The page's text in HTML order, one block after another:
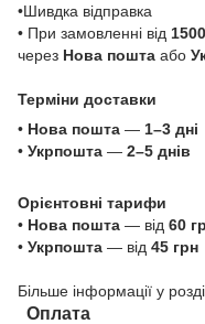
•Шивдка відправка
• При замовленні від
через Нова пошта або
Терміни доставки
• Нова пошта — 1–3 дні
• Укрпошта — 2–5 днів
Орієнтовні тарифи
• Нова пошта — від 60
• Укрпошта — від 45 грн
Більше інформації у
Оплата